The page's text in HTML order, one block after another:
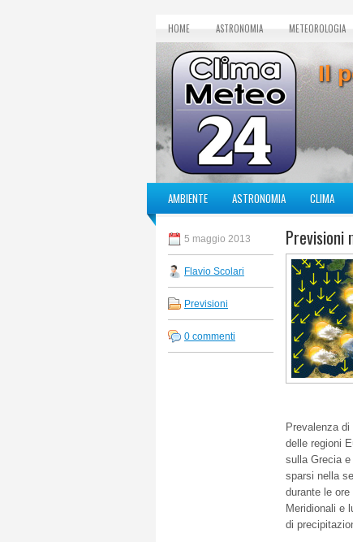
HOME ASTRONOMIA METEOROLOGIA
Il
AMBIENTE ASTRONOMIA CLIMA
5 maggio 2013
Flavio Scolari
Previsioni
0 commenti
Previsioni
Prevalenza
delle regioni
sulla Grecia
sparsi nella
durante le
Meridionali e
di